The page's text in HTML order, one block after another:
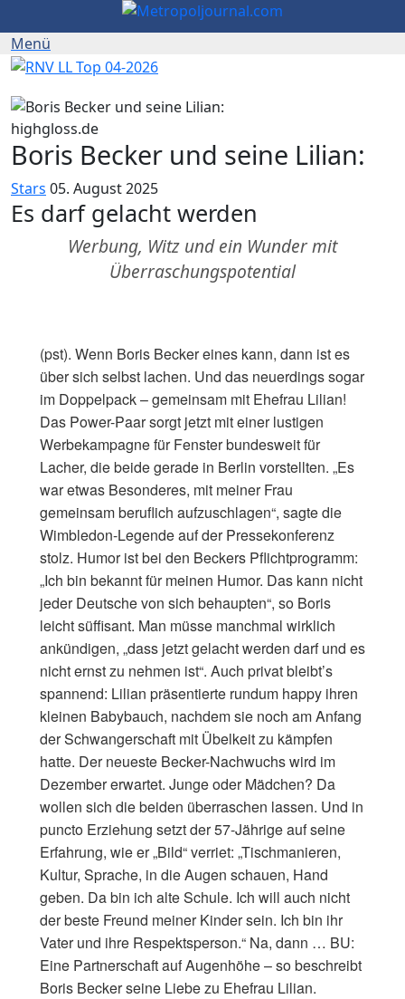
highgloss.de
Boris Becker und seine Lilian:
Stars 05. August 2025
Es darf gelacht werden
Werbung, Witz und ein Wunder mit
Überraschungspotential
(pst). Wenn Boris Becker eines kann, dann ist es
über sich selbst lachen. Und das neuerdings sogar
im Doppelpack – gemeinsam mit Ehefrau Lilian!
Das Power-Paar sorgt jetzt mit einer lustigen
Werbekampagne für Fenster bundesweit für
Lacher, die beide gerade in Berlin vorstellten. „Es
war etwas Besonderes, mit meiner Frau
gemeinsam beruflich aufzuschlagen“, sagte die
Wimbledon-Legende auf der Pressekonferenz
stolz. Humor ist bei den Beckers Pflichtprogramm:
„Ich bin bekannt für meinen Humor. Das kann nicht
jeder Deutsche von sich behaupten“, so Boris
leicht süffisant. Man müsse manchmal wirklich
ankündigen, „dass jetzt gelacht werden darf und es
nicht ernst zu nehmen ist“. Auch privat bleibt’s
spannend: Lilian präsentierte rundum happy ihren
kleinen Babybauch, nachdem sie noch am Anfang
der Schwangerschaft mit Übelkeit zu kämpfen
hatte. Der neueste Becker-Nachwuchs wird im
Dezember erwartet. Junge oder Mädchen? Da
wollen sich die beiden überraschen lassen. Und in
puncto Erziehung setzt der 57-Jährige auf seine
Erfahrung, wie er „Bild“ verriet: „Tischmanieren,
Kultur, Sprache, in die Augen schauen, Hand
geben. Da bin ich alte Schule. Ich will auch nicht
der beste Freund meiner Kinder sein. Ich bin ihr
Vater und ihre Respektsperson.“ Na, dann … BU:
Eine Partnerschaft auf Augenhöhe – so beschreibt
Boris Becker seine Liebe zu Ehefrau Lilian.